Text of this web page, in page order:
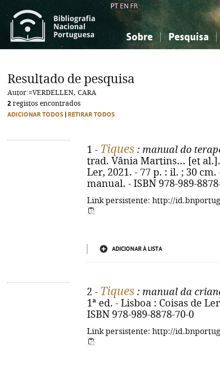
PT EN FR
Sobre Pesquisa
Ciências sociais...
Ciências sociais...
Resultado de pesquisa
Autor:=VERDELLEN, CARA
2 registos encontrados
ADICIONAR TODOS RETIRAR TODOS
1 - Tiques : manual do
trad. Vânia Martins... [et al.].
Ler, 2021. - 77 p. : il. ; 30
manual. - ISBN 978-989-
Link persistente: http://
ADICIONAR À LISTA
2 - Tiques : manual da
1ª ed. - Lisboa : Coisas de
ISBN 978-989-8878-70-0
Link persistente: http://